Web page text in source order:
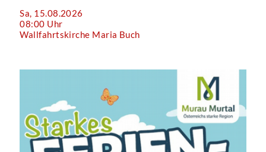
Sa, 15.08.2026
08:00 Uhr
Wallfahrtskirche Maria Buch